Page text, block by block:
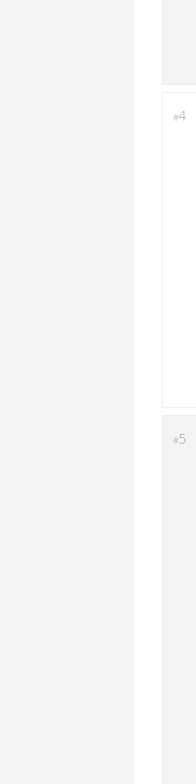
#4
#5